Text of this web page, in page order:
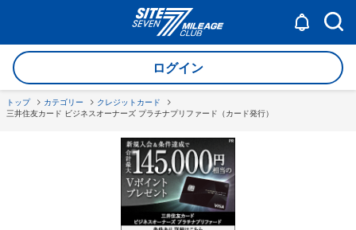
ログイン
トップ カテゴリー
クレジットカード
三井住友カード ビジネスオーナーズ プラチナプリファード（カード発行）